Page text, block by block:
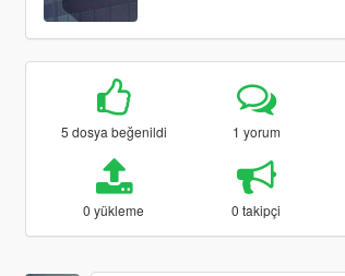
5 dosya beğenildi 1 yorum
0 yükleme 0 takipçi